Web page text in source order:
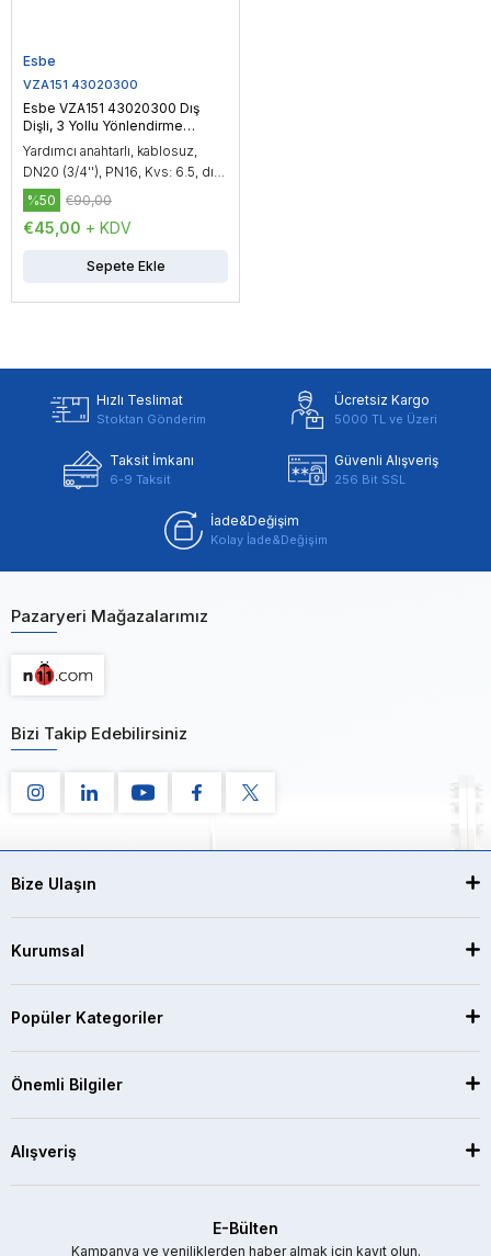
Esbe
VZA151 43020300
Esbe VZA151 43020300 Dış
Dişli, 3 Yollu Yönlendirme
Vanası, DN20 (3/4'')
Yardımcı anahtarlı, kablosuz,
DN20 (3/4''), PN16, Kvs: 6.5, dış
dişli, çalışma sıcaklığı: -20...150
°C, On/Off kontrol
€45,00 + KDV
%50 €90,00
Sepete Ekle
Hızlı Teslimat
Stoktan Gönderim
Ücretsiz Kargo
5000 TL ve Üzeri
Taksit İmkanı
6-9 Taksit
Güvenli Alışveriş
256 Bit SSL
İade&Değişim
Kolay İade&Değişim
Pazaryeri Mağazalarımız
Bizi Takip Edebilirsiniz
Bize Ulaşın
Kurumsal
Popüler Kategoriler
Önemli Bilgiler
Alışveriş
E-Bülten
Kampanya ve yeniliklerden haber almak için kayıt olun.